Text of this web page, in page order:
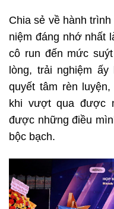
Chia sẻ về hành
niệm đáng nhớ nhất
cô run đến mức
lòng, trải nghiệm
quyết tâm rèn
khi vượt qua được
được những điều
bộc bạch.